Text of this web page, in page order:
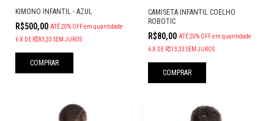
KIMONO INFANTIL - AZUL
R$500,00 ATÉ 20% OFFem quantidade
6X DE R$83,33 SEM JUROS
COMPRAR
CAMISETA INFANTIL COELHO
ROBOTIC
R$80,00 ATÉ 20% OFF em quantidade
6 X DE R$13,33 SEM JUROS
COMPRAR